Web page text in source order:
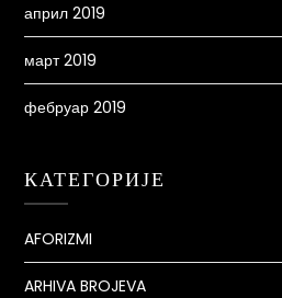
април 2019
март 2019
фебруар 2019
КАТЕГОРИЈЕ
AFORIZMI
ARHIVA BROJEVA